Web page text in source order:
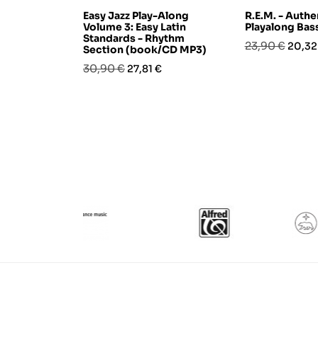
Easy Jazz Play-Along
Volume 3: Easy Latin
Standards - Rhythm
Section (book/CD MP3)
Prezzo
30,90 € Prezzo
27,81 €
R.E.M. -
Playalong
Prezzo
23,90 €